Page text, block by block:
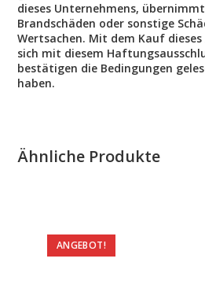
dieses Unternehmens,
Brandschäden oder sonstige
Wertsachen. Mit dem Kauf
sich mit diesem
bestätigen die Bedingungen
haben.
Ähnliche Produkte
ANGEBOT!